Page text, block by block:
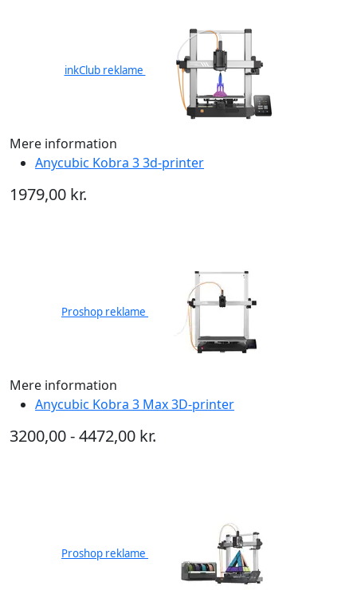
inkClub reklame
Mere information
Anycubic Kobra 3 3d-printer
1979,00 kr.
Proshop reklame
Mere information
Anycubic Kobra 3 Max 3D-printer
3200,00 - 4472,00 kr.
Proshop reklame